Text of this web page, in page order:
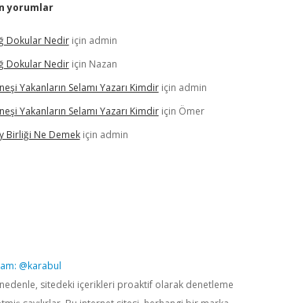
yorumlar
Dokular Nediriçin admin
Dokular Nediriçin Nazan
Yakanların Selamı Yazarı Kimdiriçin admin
Yakanların Selamı Yazarı Kimdiriçin Ömer
Birliği Ne Demekiçin admin
@karabul
nedenle, sitedeki içerikleri proaktif olarak denetleme